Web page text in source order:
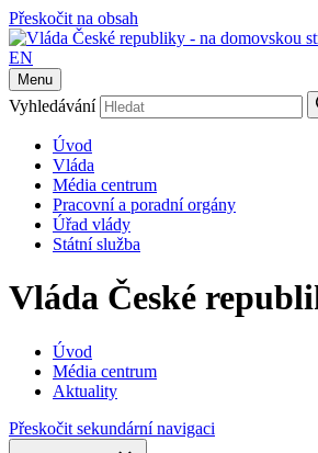
Přeskočit na obsah
EN
Menu
Vyhledávání
Úvod
Vláda
Média centrum
Pracovní a poradní orgány
Úřad vlády
Státní služba
Vláda České
Úvod
Média centrum
Aktuality
Přeskočit sekundární navigaci